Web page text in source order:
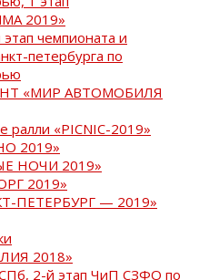
2019»
чемпионата и
петербурга по
«МИР АВТОМОБИЛЯ
ралли «PICNIC-2019»
2019»
НОЧИ 2019»
2019»
ПЕТЕРБУРГ — 2019»
2018»
2-й этап ЧиП СЗФО по